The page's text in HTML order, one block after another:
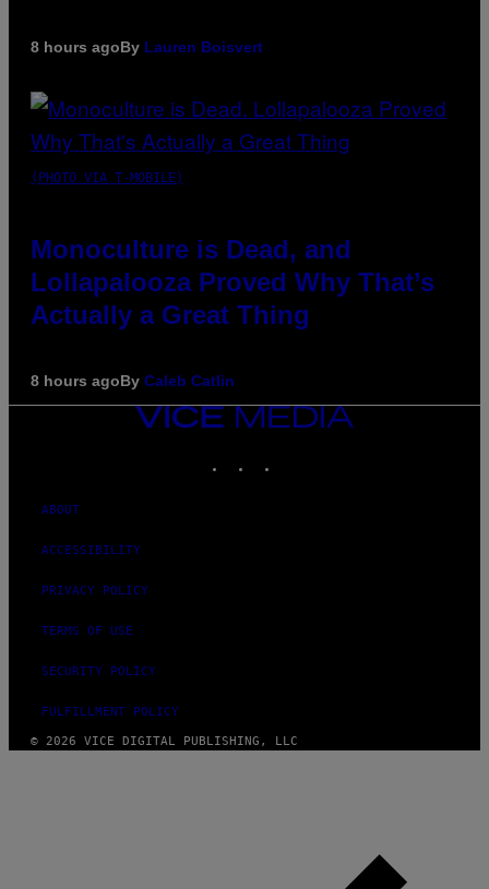
8 hours agoBy Lauren Boisvert
(PHOTO VIA T-MOBILE)
Monoculture is Dead, and
Lollapalooza Proved Why That’s
Actually a Great Thing
8 hours agoBy Caleb Catlin
VICE
ABOUT
ACCESSIBILITY
PRIVACY POLICY
TERMS OF USE
SECURITY POLICY
FULFILLMENT POLICY
© 2026 VICE DIGITAL PUBLISHING, LLC